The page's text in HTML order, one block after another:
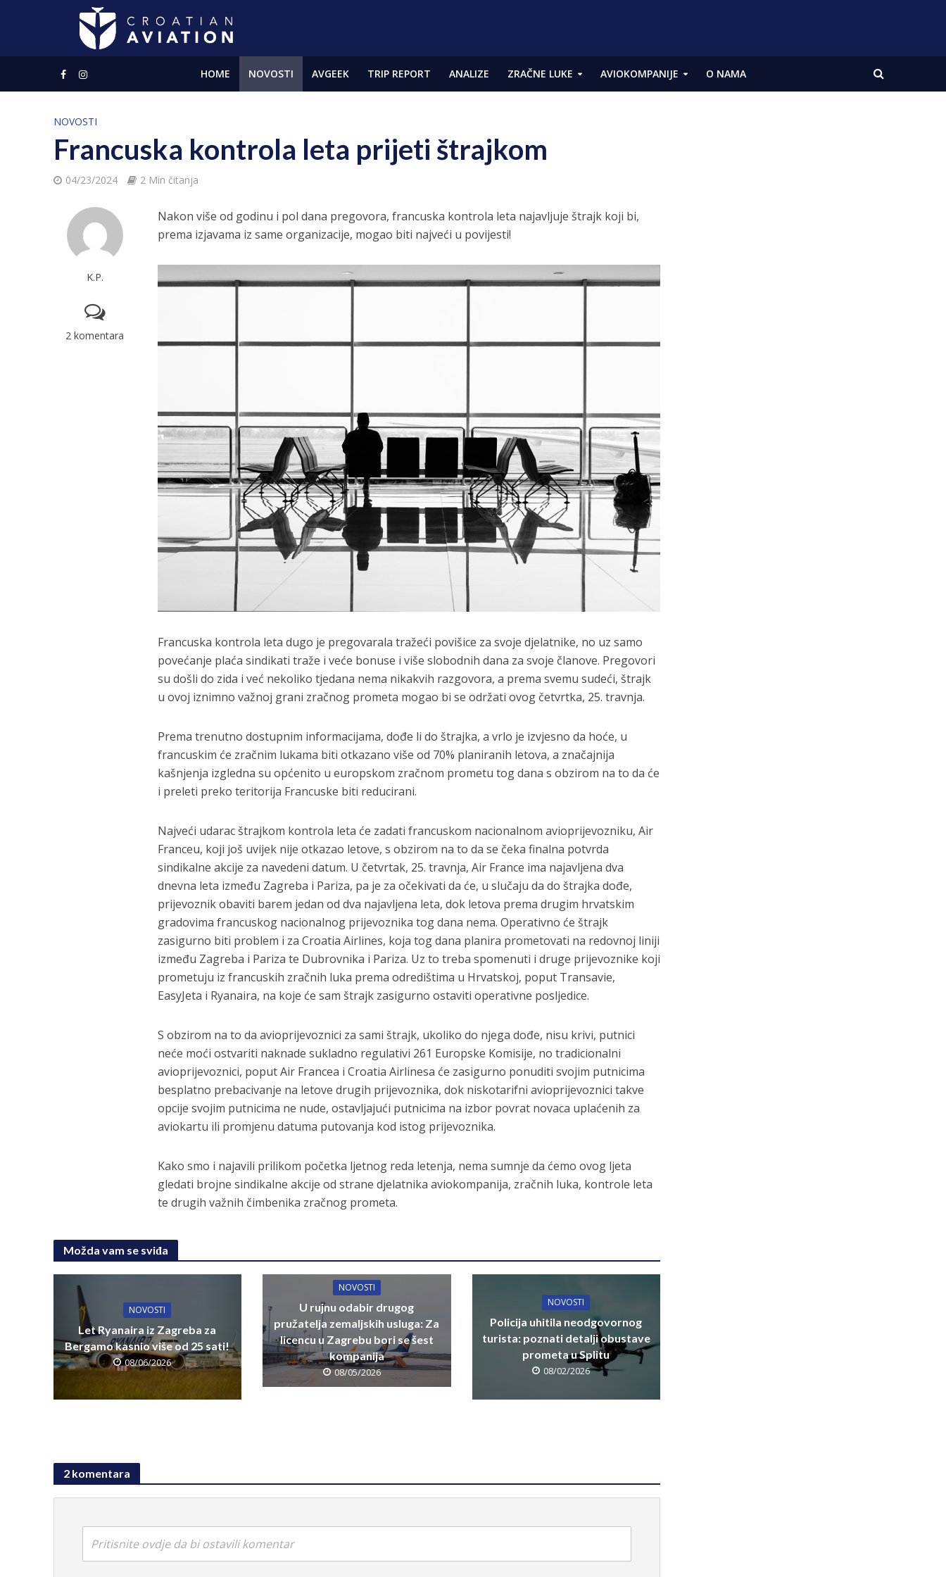
HOME NOVOSTI AVGEEK TRIP REPORT ANALIZE ZRAČNE LUKE AVIOKOMPANIJE O NAMA
NOVOSTI
Francuska kontrola leta prijeti štrajkom
04/23/2024 2 Min čitanja
K.P.
2 komentara
Nakon više od godinu i pol dana pregovora, francuska kontrola leta najavljuje štrajk koji bi,
prema izjavama iz same organizacije, mogao biti najveći u povijesti!
Francuska kontrola leta dugo je pregovarala tražeći povišice za svoje djelatnike, no uz samo
povećanje plaća sindikati traže i veće bonuse i više slobodnih dana za svoje članove. Pregovori
su došli do zida i već nekoliko tjedana nema nikakvih razgovora, a prema svemu sudeći, štrajk
u ovoj iznimno važnoj grani zračnog prometa mogao bi se održati ovog četvrtka, 25. travnja.
Prema trenutno dostupnim informacijama, dođe li do štrajka, a vrlo je izvjesno da hoće, u
francuskim će zračnim lukama biti otkazano više od 70% planiranih letova, a značajnija
kašnjenja izgledna su općenito u europskom zračnom prometu tog dana s obzirom na to da će
i preleti preko teritorija Francuske biti reducirani.
Najveći udarac štrajkom kontrola leta će zadati francuskom nacionalnom avioprijevozniku, Air
Franceu, koji još uvijek nije otkazao letove, s obzirom na to da se čeka finalna potvrda
sindikalne akcije za navedeni datum. U četvrtak, 25. travnja, Air France ima najavljena dva
dnevna leta između Zagreba i Pariza, pa je za očekivati da će, u slučaju da do štrajka dođe,
prijevoznik obaviti barem jedan od dva najavljena leta, dok letova prema drugim hrvatskim
gradovima francuskog nacionalnog prijevoznika tog dana nema. Operativno će štrajk
zasigurno biti problem i za Croatia Airlines, koja tog dana planira prometovati na redovnoj liniji
između Zagreba i Pariza te Dubrovnika i Pariza. Uz to treba spomenuti i druge prijevoznike koji
prometuju iz francuskih zračnih luka prema odredištima u Hrvatskoj, poput Transavie,
EasyJeta i Ryanaira, na koje će sam štrajk zasigurno ostaviti operativne posljedice.
S obzirom na to da avioprijevoznici za sami štrajk, ukoliko do njega dođe, nisu krivi, putnici
neće moći ostvariti naknade sukladno regulativi 261 Europske Komisije, no tradicionalni
avioprijevoznici, poput Air Francea i Croatia Airlinesa će zasigurno ponuditi svojim putnicima
besplatno prebacivanje na letove drugih prijevoznika, dok niskotarifni avioprijevoznici takve
opcije svojim putnicima ne nude, ostavljajući putnicima na izbor povrat novaca uplaćenih za
aviokartu ili promjenu datuma putovanja kod istog prijevoznika.
Kako smo i najavili prilikom početka ljetnog reda letenja, nema sumnje da ćemo ovog ljeta
gledati brojne sindikalne akcije od strane djelatnika aviokompanija, zračnih luka, kontrole leta
te drugih važnih čimbenika zračnog prometa.
Možda vam se sviđa
NOVOSTI
Let Ryanaira iz Zagreba za
Bergamo kasnio više od 25 sati!
08/06/2026
NOVOSTI
U rujnu odabir drugog
pružatelja zemaljskih usluga: Za
licencu u Zagrebu bori se šest
kompanija
08/05/2026
NOVOSTI
Policija uhitila neodgovornog
turista: poznati detalji obustave
prometa u Splitu
08/02/2026
2 komentara
Pritisnite ovdje da bi ostavili komentar